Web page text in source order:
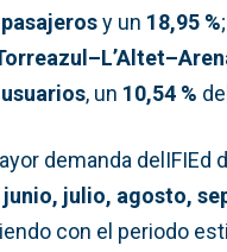
y un 18,95 %
, un 10,54 %
demanda delIFIEd
junio, julio, agosto,
con el periodo